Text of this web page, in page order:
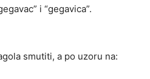
i “gegavica”.
smutiti, a po uzoru na: